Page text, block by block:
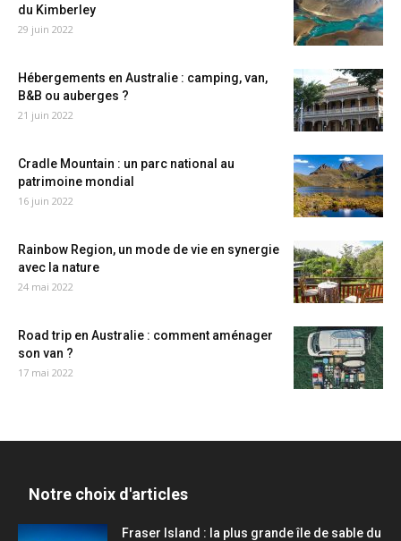
du Kimberley
29 juin 2022
Hébergements en Australie : camping, van,
B&B ou auberges ?
21 juin 2022
Cradle Mountain : un parc national au
patrimoine mondial
16 juin 2022
Rainbow Region, un mode de vie en synergie
avec la nature
24 mai 2022
Road trip en Australie : comment aménager
son van ?
17 mai 2022
Notre choix d'articles
Fraser Island : la plus grande île de sable du